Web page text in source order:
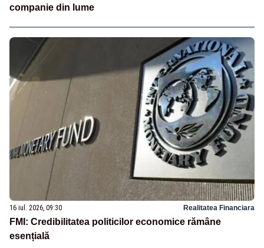
companie din lume
16 iul. 2026, 09:30 Realitatea Financiara
FMI: Credibilitatea politicilor economice rămâne
esențială